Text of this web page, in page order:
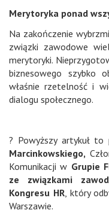
Merytoryka ponad
Na zakończenie
związki zawodowe
merytoryki.
biznesowego szybko
właśnie rzetelność i
dialogu społecznego.
? Powyższy artykuł to
Marcinkowskiego,
Komunikacji w Grupie
ze związkami
Kongresu HR, który
Warszawie.